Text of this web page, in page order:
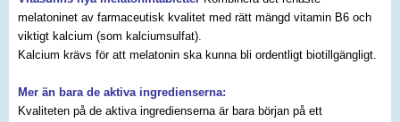
melatoninet av farmaceutisk kvalitet med rätt mängd vitamin B6 och
viktigt kalcium (som kalciumsulfat).
Kalcium krävs för att melatonin ska kunna bli ordentligt biotillgängligt.
Mer än bara de aktiva ingredienserna:
Kvaliteten på de aktiva ingredienserna är bara början på ett